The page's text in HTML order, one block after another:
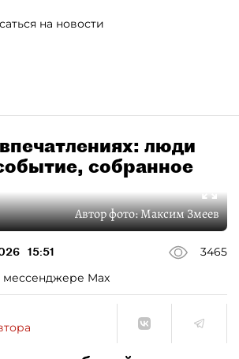
на новости
люди
собранное
Автор фото:Максим Змеев
15:51
3465
мессенджере Max